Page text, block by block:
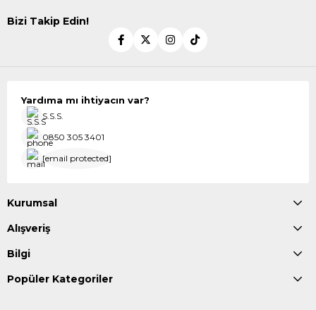
Bizi Takip Edin!
Yardıma mı ihtiyacın var?
S.S.S.
0850 305 3401
[email protected]
Kurumsal
Alışveriş
Bilgi
Popüler Kategoriler